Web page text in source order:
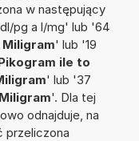
w następujący
pg a l/mg' lub '64
' lub '19
ile to
' lub '37
'. Dla tej
odnajduje, na
przeliczona